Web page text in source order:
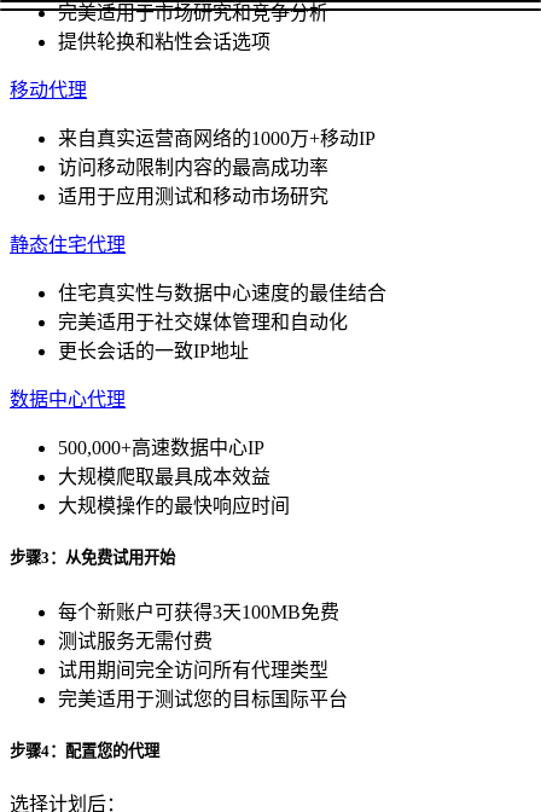
完美适用于市场研究和竞争分析
提供轮换和粘性会话选项
移动代理
来自真实运营商网络的1000万+移动IP
访问移动限制内容的最高成功率
适用于应用测试和移动市场研究
静态住宅代理
住宅真实性与数据中心速度的最佳结合
完美适用于社交媒体管理和自动化
更长会话的一致IP地址
数据中心代理
500,000+高速数据中心IP
大规模爬取最具成本效益
大规模操作的最快响应时间
步骤3：从免费试用开始
每个新账户可获得3天100MB免费
测试服务无需付费
试用期间完全访问所有代理类型
完美适用于测试您的目标国际平台
步骤4：配置您的代理
选择计划后：